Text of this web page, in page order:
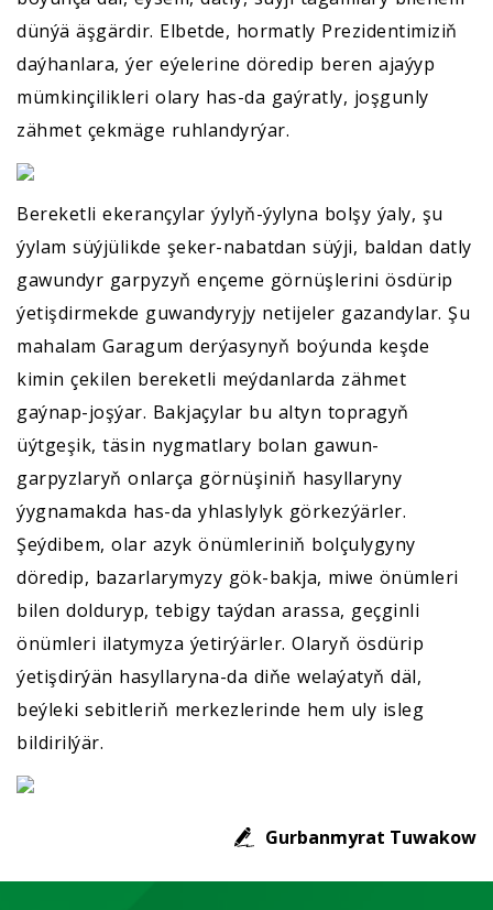
dünýä äşgärdir. Elbetde, hormatly Prezidentimiziň
daýhanlara, ýer eýelerine döredip beren ajaýyp
mümkinçilikleri olary has-da gaýratly, joşgunly
zähmet çekmäge ruhlandyrýar.
Bereketli ekerançylar ýylyň-ýylyna bolşy ýaly, şu
ýylam süýjülikde şeker-nabatdan süýji, baldan datly
gawundyr garpyzyň ençeme görnüşlerini ösdürip
ýetişdirmekde guwandyryjy netijeler gazandylar. Şu
mahalam Garagum derýasynyň boýunda keşde
kimin çekilen bereketli meýdanlarda zähmet
gaýnap-joşýar. Bakjaçylar bu altyn topragyň
üýtgeşik, täsin nygmatlary bolan gawun-
garpyzlaryň onlarça görnüşiniň hasyllaryny
ýygnamakda has-da yhlaslylyk görkezýärler.
Şeýdibem, olar azyk önümleriniň bolçulygyny
döredip, bazarlarymyzy gök-bakja, miwe önümleri
bilen dolduryp, tebigy taýdan arassa, geçginli
önümleri ilatymyza ýetirýärler. Olaryň ösdürip
ýetişdirýän hasyllaryna-da diňe welaýatyň däl,
beýleki sebitleriň merkezlerinde hem uly isleg
bildirilýär.
Gurbanmyrat Tuwakow